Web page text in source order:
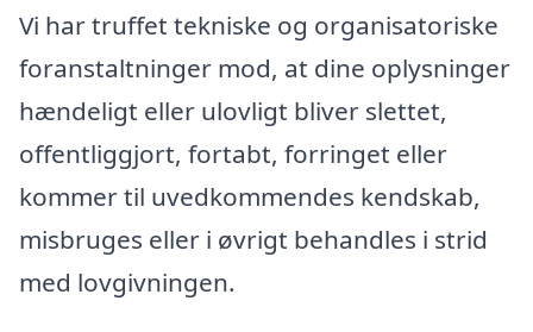
Vi har truffet tekniske og organisatoriske
foranstaltninger mod, at dine oplysninger
hændeligt eller ulovligt bliver slettet,
offentliggjort, fortabt, forringet eller
kommer til uvedkommendes kendskab,
misbruges eller i øvrigt behandles i strid
med lovgivningen.